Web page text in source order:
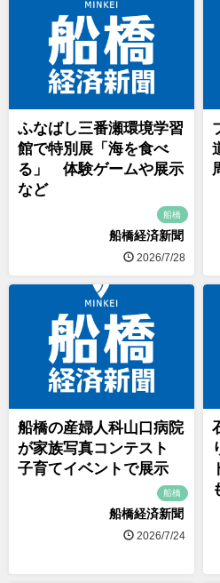
ふなばし三番瀬環境学習
館で特別展「海を食べ
る」 体験ゲームや展示
など
船橋
船橋経済新聞
2026/7/28
船橋の産婦人科山口病院
が家族写真コンテスト
子育てイベントで展示
船橋
船橋経済新聞
2026/7/24